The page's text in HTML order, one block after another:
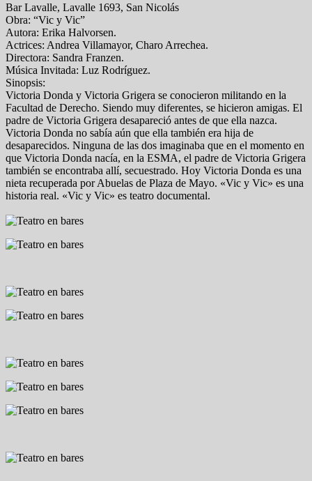
Bar Lavalle, Lavalle 1693, San Nicolás
Obra: “Vic y Vic”
Autora: Erika Halvorsen.
Actrices: Andrea Villamayor, Charo Arrechea.
Directora: Sandra Franzen.
Música Invitada: Luz Rodríguez.
Sinopsis:
Victoria Donda y Victoria Grigera se conocieron militando en la
Facultad de Derecho. Siendo muy diferentes, se hicieron amigas. El
padre de Victoria Grigera desapareció antes de que ella nazca.
Victoria Donda no sabía aún que ella también era hija de
desaparecidos. Ninguna de las dos imaginaba que en el momento en
que Victoria Donda nacía, en la ESMA, el padre de Victoria Grigera
también se encontraba allí, secuestrado. Hoy Victoria Donda es una
nieta recuperada por Abuelas de Plaza de Mayo. «Vic y Vic» es una
historia real. «Vic y Vic» es teatro documental.